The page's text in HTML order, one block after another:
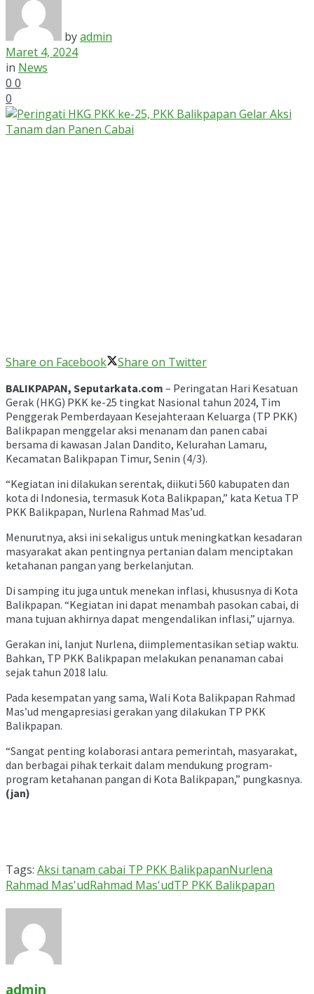
byadmin
Maret 4, 2024
in News
0 0
0
Share on Facebook Share on Twitter
BALIKPAPAN, Seputarkata.com – Peringatan Hari Kesatuan
Gerak (HKG) PKK ke-25 tingkat Nasional tahun 2024, Tim
Penggerak Pemberdayaan Kesejahteraan Keluarga (TP PKK)
Balikpapan menggelar aksi menanam dan panen cabai
bersama di kawasan Jalan Dandito, Kelurahan Lamaru,
Kecamatan Balikpapan Timur, Senin (4/3).
“Kegiatan ini dilakukan serentak, diikuti 560 kabupaten dan
kota di Indonesia, termasuk Kota Balikpapan,” kata Ketua TP
PKK Balikpapan, Nurlena Rahmad Mas’ud.
Menurutnya, aksi ini sekaligus untuk meningkatkan kesadaran
masyarakat akan pentingnya pertanian dalam menciptakan
ketahanan pangan yang berkelanjutan.
Di samping itu juga untuk menekan inflasi, khususnya di Kota
Balikpapan. “Kegiatan ini dapat menambah pasokan cabai, di
mana tujuan akhirnya dapat mengendalikan inflasi,” ujarnya.
Gerakan ini, lanjut Nurlena, diimplementasikan setiap waktu.
Bahkan, TP PKK Balikpapan melakukan penanaman cabai
sejak tahun 2018 lalu.
Pada kesempatan yang sama, Wali Kota Balikpapan Rahmad
Mas’ud mengapresiasi gerakan yang dilakukan TP PKK
Balikpapan.
“Sangat penting kolaborasi antara pemerintah, masyarakat,
dan berbagai pihak terkait dalam mendukung program-
program ketahanan pangan di Kota Balikpapan,” pungkasnya.
(jan)
Tags: Aksi tanam cabai TP PKK BalikpapanNurlena
Rahmad Mas'udRahmad Mas'udTP PKK Balikpapan
admin